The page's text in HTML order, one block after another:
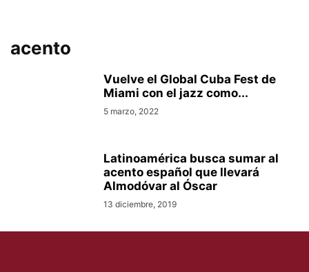
acento
Vuelve el Global Cuba Fest de
Miami con el jazz como...
5 marzo, 2022
Latinoamérica busca sumar al
acento español que llevará
Almodóvar al Óscar
13 diciembre, 2019